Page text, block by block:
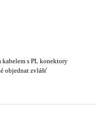
s PL konektory
objednat zvlášť